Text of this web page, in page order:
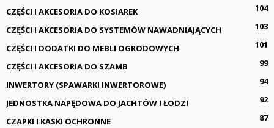
CZĘŚCI I AKCESORIA DO KOSIAREK
104
CZĘŚCI I AKCESORIA DO SYSTEMÓW NAWADNIAJĄCYCH
103
CZĘŚCI I DODATKI DO MEBLI OGRODOWYCH
101
CZĘŚCI I AKCESORIA DO SZAMB
99
INWERTORY (SPAWARKI INWERTOROWE)
94
JEDNOSTKA NAPĘDOWA DO JACHTÓW I ŁODZI
92
CZAPKI I KASKI OCHRONNE
87